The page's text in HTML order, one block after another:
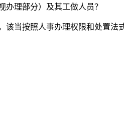
办理部分）及其工做人员？
按照人事办理权限和处置法